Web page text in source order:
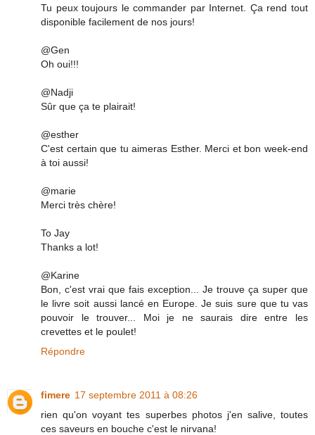
Tu peux toujours le commander par Internet. Ça rend tout
disponible facilement de nos jours!
@Gen
Oh oui!!!
@Nadji
Sûr que ça te plairait!
@esther
C'est certain que tu aimeras Esther. Merci et bon week-end
à toi aussi!
@marie
Merci très chère!
To Jay
Thanks a lot!
@Karine
Bon, c'est vrai que fais exception... Je trouve ça super que
le livre soit aussi lancé en Europe. Je suis sure que tu vas
pouvoir le trouver... Moi je ne saurais dire entre les
crevettes et le poulet!
Répondre
fimere 17 septembre 2011 à 08:26
rien qu'on voyant tes superbes photos j'en salive, toutes
ces saveurs en bouche c'est le nirvana!